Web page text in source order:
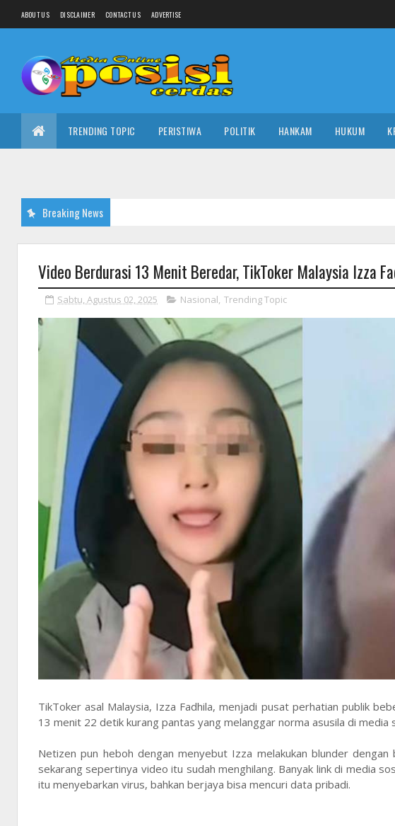
ABOUT US DISCLAIMER CONTACT US ADVERTISE
TRENDING TOPIC PERISTIWA POLITIK HANKAM HUKUM
Breaking News
Video Berdurasi 13 Menit Beredar, TikToker Malaysia Izza
Sabtu, Agustus 02, 2025 Nasional, Trending Topic
TikToker asal Malaysia, Izza Fadhila, menjadi pusat perhatian publik
13 menit 22 detik kurang pantas yang melanggar norma asusila di media
Netizen pun heboh dengan menyebut Izza melakukan blunder
sekarang sepertinya video itu sudah menghilang. Banyak link di media
itu menyebarkan virus, bahkan berjaya bisa mencuri data pribadi.